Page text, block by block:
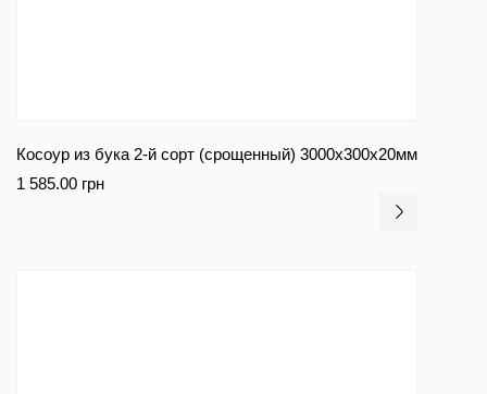
Косоур из бука 2-й сорт (срощенный) 3000x300x20мм
1 585.00 грн